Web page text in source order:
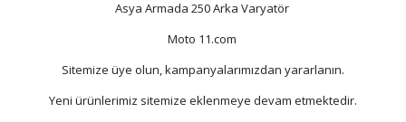
Asya Armada 250 Arka Varyatör
Moto 11.com
Sitemize üye olun, kampanyalarımızdan yararlanın.
Yeni ürünlerimiz sitemize eklenmeye devam etmektedir.